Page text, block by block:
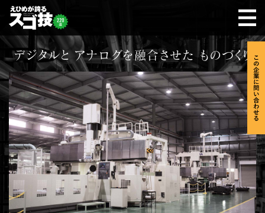
デジタルと アナログを融合させた ものづくり